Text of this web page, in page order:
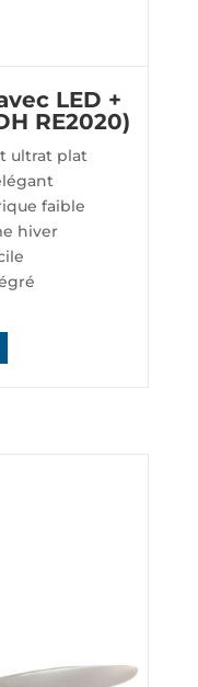
LED +
RE2020)
ultrat plat
faible
hiver